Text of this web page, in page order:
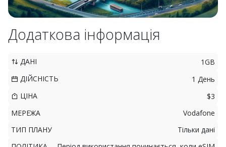
Додаткова інформація
ДАНІ
1GB
ДІЙСНІСТЬ
1 День
ЦІНА
$3
МЕРЕЖА
Vodafone
ТИП ПЛАНУ
Тільки дані